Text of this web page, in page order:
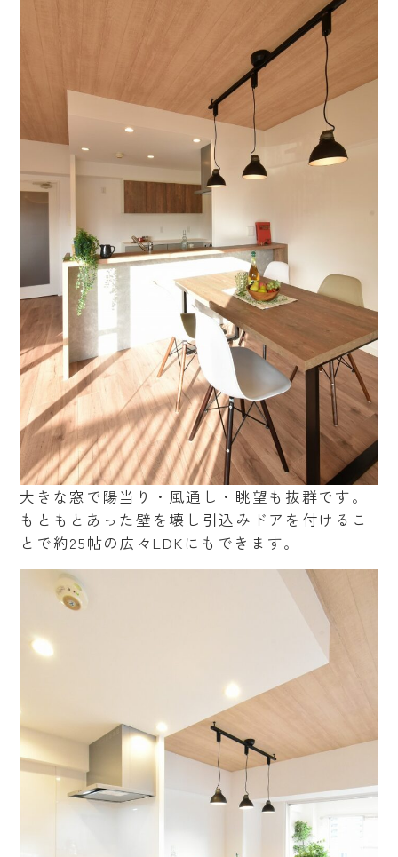
大きな窓で陽当り・風通し・眺望も抜群です。
もともとあった壁を壊し引込みドアを付けるこ
とで約25帖の広々LDKにもできます。